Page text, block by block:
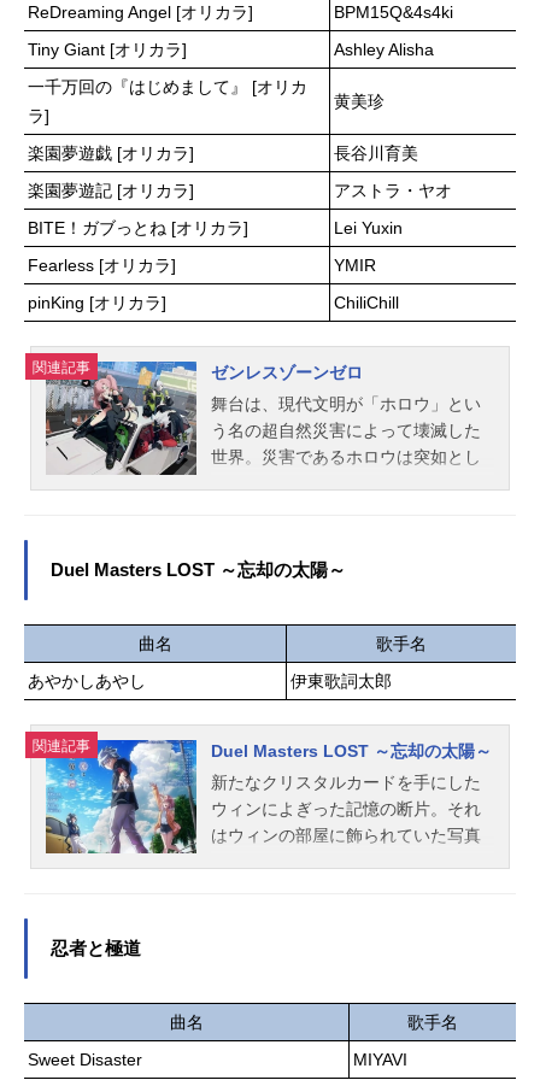
ルル：藤堂真衣ミシェル・ノストラ
ダムス：堀江瞬アダマス：最上嗣生
坂田金時：武内駿輔ジークフリー
ト：鳥海浩輔スタッフ原作：｢終末の
作：梅村真也 構成：フクイタクミ
「月刊コミックゼノン」連載／コア
ミックス）監督：初見浩一シリーズ
構成・脚本：むとうやすゆきキャラ
クターデザイン：たなべようこ 川
島尚サブキャラクターデザイン：熊
谷哲矢メインアニメーター：原田練
ReDreaming Angel [オリカラ]
BPM15Q&4s4ki
Tiny Giant [オリカラ]
Ashley Alisha
一千万回の『はじめまして』 [オリカ
ラ]
黄美珍
楽園夢遊戯 [オリカラ]
長谷川育美
楽園夢遊記 [オリカラ]
アストラ・ヤオ
BITE！ガブっとね [オリカラ]
Lei Yuxin
Fearless [オリカラ]
YMIR
pinKing [オリカラ]
ChiliChill
関連記事
ゼンレスゾーンゼロ
舞台は、現代文明が「ホロウ」とい
う名の超自然災害によって壊滅した
世界。災害であるホロウは突如とし
ス」と呼ばれる恐ろしい怪物が徘徊
への対抗策と資源を手に入れたこと
により、逆境を乗り越え発展してい
き、いつしか現代文明の最後の光と
なった。「奇跡の都市」の名に惹か
れ、様々な想いと信念を持った者が
ここに集う。都市が大きく発展して
いくにつれ、財閥、暴力団、陰謀
家、狂人……内部勢力の衝突は水面
を果たすべく、ホロウに出入りする
ための資源と方法を探している。そ
んな彼らにとって、「プロキシ」と
Duel Masters LOST ～忘却の太陽～
曲名
歌手名
あやかしあやし
伊東歌詞太郎
関連記事
Duel Masters LOST ～忘却の太陽～
新たなクリスタルカードを手にした
ウィンによぎった記憶の断片。それ
はウィンの部屋に飾られていた写真
する。ロストフィールド発生の原因
とは。灯台でウィンを待つものと
は。そしてそれを見つめるジャシン
忍者と極道
曲名
歌手名
Sweet Disaster
MIYAVI